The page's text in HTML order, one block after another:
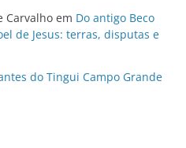
Carvalho em Do antigo Beco
de Jesus: terras, disputas e
do Tingui Campo Grande